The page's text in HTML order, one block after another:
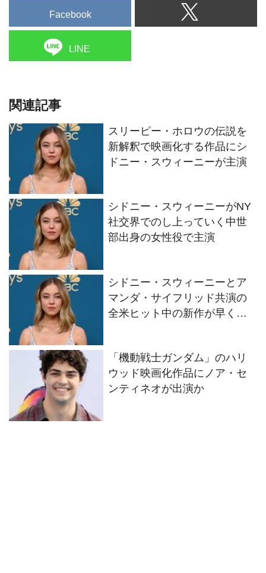
Facebook
LINE
関連記事
スリーピー・ホロウの伝説を
新解釈で映画化する作品にシ
ドニー・スウィーニーが主演
シドニー・スウィーニーがNY
社交界でのし上っていく中世
部出身の女性役で主演
シドニー・スウィーニーとア
マンダ・サイフリッド共演の
全米ヒット中の新作が早くも
「機動戦士ガンダム」のハリ
ウッド映画化作品にノア・セ
ンティネオが出演か